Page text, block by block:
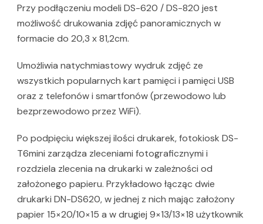
Przy podłączeniu modeli DS-620 / DS-820 jest
możliwość drukowania zdjęć panoramicznych w
formacie do 20,3 x 81,2cm.
Umożliwia natychmiastowy wydruk zdjęć ze
wszystkich popularnych kart pamięci i pamięci USB
oraz z telefonów i smartfonów (przewodowo lub
bezprzewodowo przez WiFi).
Po podpięciu większej ilości drukarek, fotokiosk DS-
T6mini zarządza zleceniami fotograficznymi i
rozdziela zlecenia na drukarki w zależności od
założonego papieru. Przykładowo łącząc dwie
drukarki DN-DS620, w jednej z nich mając założony
papier 15×20/10×15 a w drugiej 9×13/13×18 użytkownik